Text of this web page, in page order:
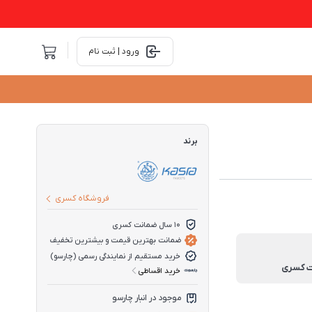
ورود | ثبت نام
برند
فروشگاه کسری
10 سال ضمانت کسری
ضمانت بهترین قیمت و بیشترین تخفیف
خرید مستقیم از نمایندگی رسمی (چارسو)
خرید اقساطی
موجود در انبار چارسو